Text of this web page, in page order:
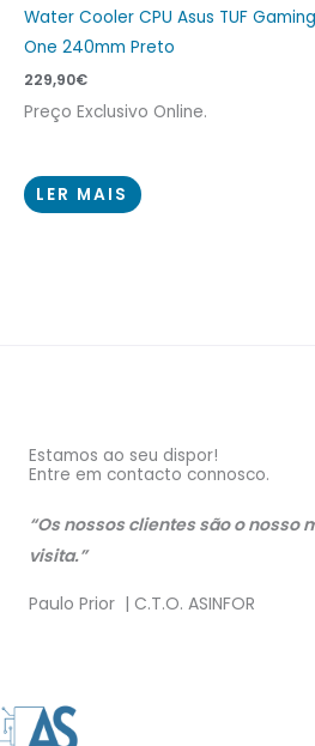
Water Cooler CPU Asus TUF
One 240mm Preto
229,90€
Preço Exclusivo Online.
LER MAIS
Estamos ao seu dispor!
Entre em contacto connosco.
“Os nossos clientes são o nosso
visita.”
Paulo Prior | C.T.O. ASINFOR